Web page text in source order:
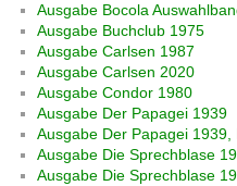
Ausgabe Bocola
Ausgabe Buchclub 1975
Ausgabe Carlsen 1987
Ausgabe Carlsen 2020
Ausgabe Condor 1980
Ausgabe Der Papagei 1939
Ausgabe Der Papagei 1939,
Ausgabe Die Sprechblase
Ausgabe Die Sprechblase